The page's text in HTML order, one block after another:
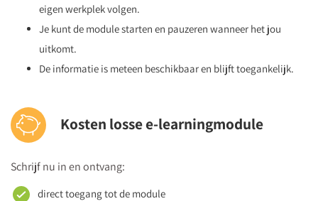
eigen werkplek volgen.
Je kunt de module starten en pauzeren wanneer het jou
uitkomt.
De informatie is meteen beschikbaar en blijft toegankelijk.
Kosten losse e-learningmodule
Schrijf nu in en ontvang:
direct toegang tot de module